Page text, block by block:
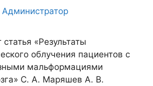
Администратор
«Результаты
облучения пациентов с
мальформациями
С. А. Маряшев А. В.